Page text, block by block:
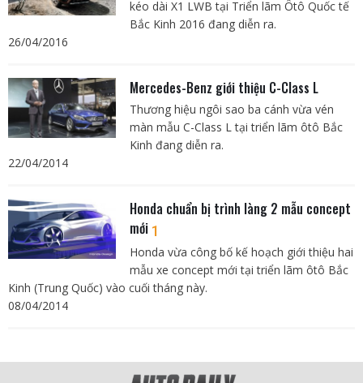
kéo dài X1 LWB tại Triển lãm Ôtô Quốc tế
Bắc Kinh 2016 đang diễn ra.
26/04/2016
Mercedes-Benz giới thiệu C-Class L
Thương hiệu ngôi sao ba cánh vừa vén
màn mẫu C-Class L tại triển lãm ôtô Bắc
Kinh đang diễn ra.
22/04/2014
Honda chuẩn bị trình làng 2 mẫu concept
mới 1
Honda vừa công bố kế hoạch giới thiệu hai
mẫu xe concept mới tại triển lãm ôtô Bắc
Kinh (Trung Quốc) vào cuối tháng này.
08/04/2014